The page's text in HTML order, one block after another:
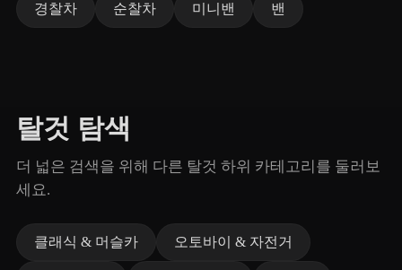
경찰차 순찰차 미니밴 밴
탈것 탐색
더 넓은 검색을 위해 다른 탈것 하위 카테고리를 둘러보
세요.
클래식 & 머슬카 오토바이 & 자전거